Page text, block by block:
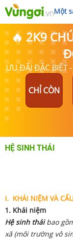
Một
🔥 2K9
ƯU ĐÃI ĐẶC BIỆT
CHỈ CÒN
HỆ SINH THÁI
I. KHÁI NIỆM VÀ
1. Khái niệm
Hệ sinh tháibao
xã (môi trường vô